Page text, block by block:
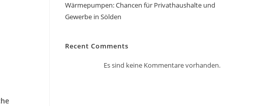
Wärmepumpen: Chancen für Privathaushalte und
Gewerbe in Sölden
Recent Comments
Es sind keine Kommentare vorhanden.